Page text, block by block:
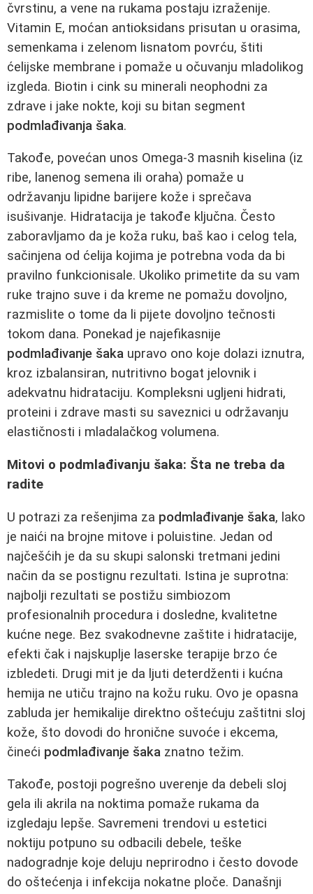
čvrstinu, a vene na rukama postaju izraženije.
Vitamin E, moćan antioksidans prisutan u orasima,
semenkama i zelenom lisnatom povrću, štiti
ćelijske membrane i pomaže u očuvanju mladolikog
izgleda. Biotin i cink su minerali neophodni za
zdrave i jake nokte, koji su bitan segment
podmlađivanja šaka.
Takođe, povećan unos Omega-3 masnih kiselina (iz
ribe, lanenog semena ili oraha) pomaže u
održavanju lipidne barijere kože i sprečava
isušivanje. Hidratacija je takođe ključna. Često
zaboravljamo da je koža ruku, baš kao i celog tela,
sačinjena od ćelija kojima je potrebna voda da bi
pravilno funkcionisale. Ukoliko primetite da su vam
ruke trajno suve i da kreme ne pomažu dovoljno,
razmislite o tome da li pijete dovoljno tečnosti
tokom dana. Ponekad je najefikasnije
podmlađivanje šaka upravo ono koje dolazi iznutra,
kroz izbalansiran, nutritivno bogat jelovnik i
adekvatnu hidrataciju. Kompleksni ugljeni hidrati,
proteini i zdrave masti su saveznici u održavanju
elastičnosti i mladalačkog volumena.
Mitovi o podmlađivanju šaka: Šta ne treba da
radite
U potrazi za rešenjima za podmlađivanje šaka, lako
je naići na brojne mitove i poluistine. Jedan od
najčešćih je da su skupi salonski tretmani jedini
način da se postignu rezultati. Istina je suprotna:
najbolji rezultati se postižu simbiozom
profesionalnih procedura i dosledne, kvalitetne
kućne nege. Bez svakodnevne zaštite i hidratacije,
efekti čak i najskuplje laserske terapije brzo će
izbledeti. Drugi mit je da ljuti deterdženti i kućna
hemija ne utiču trajno na kožu ruku. Ovo je opasna
zabluda jer hemikalije direktno oštećuju zaštitni sloj
kože, što dovodi do hronične suvoće i ekcema,
čineći podmlađivanje šaka znatno težim.
Takođe, postoji pogrešno uverenje da debeli sloj
gela ili akrila na noktima pomaže rukama da
izgledaju lepše. Savremeni trendovi u estetici
noktiju potpuno su odbacili debele, teške
nadogradnje koje deluju neprirodno i često dovode
do oštećenja i infekcija nokatne ploče. Današnji